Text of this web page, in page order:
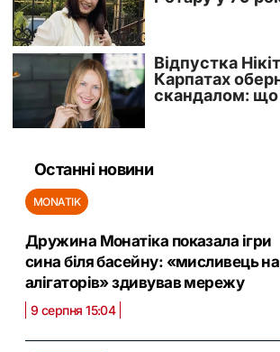
Останні новини
MONATIK
Дружина Монатіка показала ігри
сина біля басейну: «мисливець на
алігаторів» здивував мережу
9 серпня 15:04